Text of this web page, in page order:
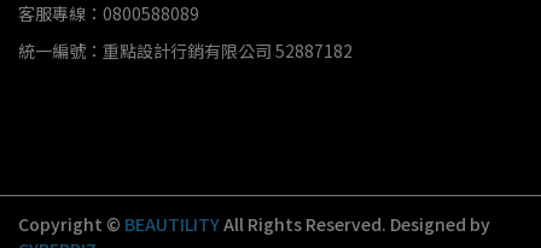
客服專線：0800588089
統一編號：重點設計行銷有限公司 52887182
Copyright © BEAUTILITYAll Rights Reserved. Designed by